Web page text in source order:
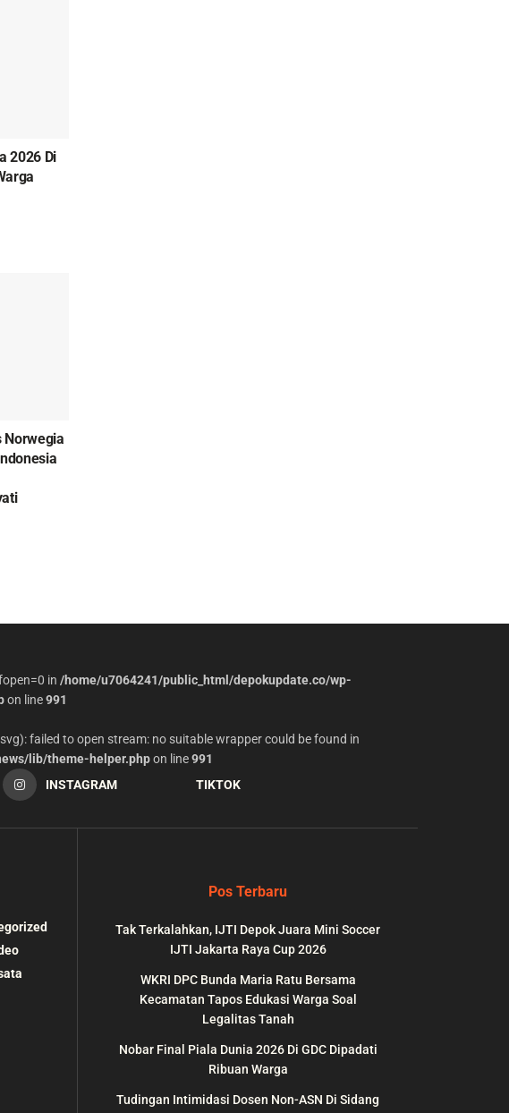
2026 Di
Norwegia
in /home/u7064241/public_html/depokupdate.co/wp-
on line991
failed to open stream: no suitable wrapper could be found in
lib/theme-helper.phpon line991
INSTAGRAM TIKTOK
Pos Terbaru
Tak Terkalahkan, IJTI Depok Juara Mini Soccer
IJTI Jakarta Raya Cup 2026
WKRI DPC Bunda Maria Ratu Bersama
Kecamatan Tapos Edukasi Warga Soal
Legalitas Tanah
Nobar Final Piala Dunia 2026 Di GDC Dipadati
Ribuan Warga
Tudingan Intimidasi Dosen Non-ASN Di Sidang
depokupdate.co/wp-on 991